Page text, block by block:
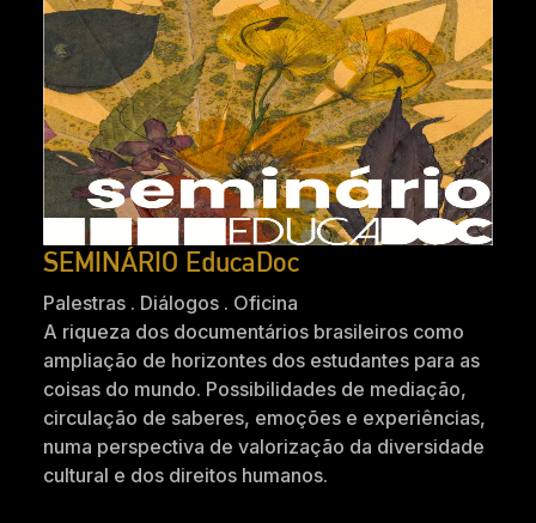
SEMINÁRIO EducaDoc
Palestras . Diálogos . Oficina
A riqueza dos documentários brasileiros como
ampliação de horizontes dos estudantes para as
coisas do mundo. Possibilidades de mediação,
circulação de saberes, emoções e experiências,
numa perspectiva de valorização da diversidade
cultural e dos direitos humanos.